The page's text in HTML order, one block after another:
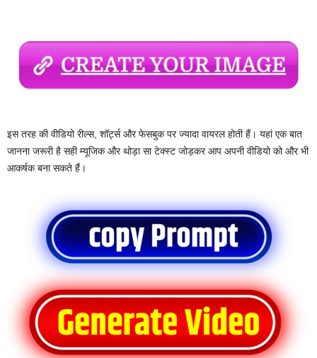
इस तरह की वीडियो रील्स, शॉर्ट्स और फेसबुक पर ज्यादा वायरल होती हैं। यहां एक बात
जानना जरूरी है सही म्यूजिक और थोड़ा सा टेक्स्ट जोड़कर आप अपनी वीडियो को और भी
आकर्षक बना सकते हैं।